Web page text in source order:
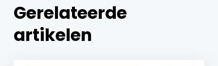
Gerelateerde
artikelen